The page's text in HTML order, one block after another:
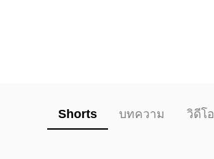
Shorts บทความ วิดีโอ